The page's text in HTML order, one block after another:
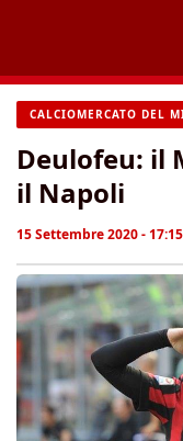
contenuto
CALCIOMERCATO DEL
Deulofeu: il
il Napoli
15 Settembre 2020 - 17:15